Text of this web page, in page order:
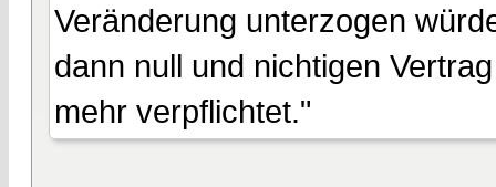
Veränderung unterzogen
dann null und nichtigen
mehr verpflichtet."